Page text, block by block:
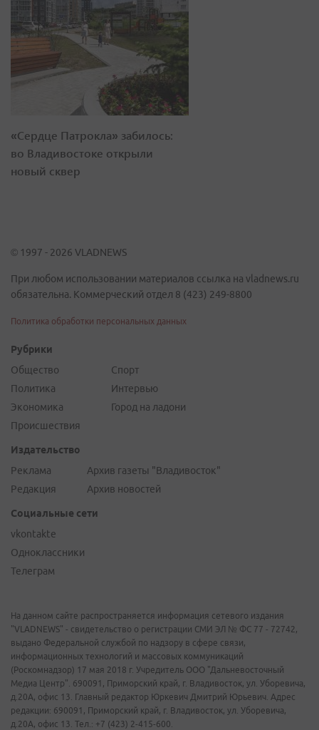
«Сердце Патрокла» забилось:
во Владивостоке открыли
новый сквер
© 1997 - 2026 VLADNEWS
При любом использовании материалов ссылка на vladnews.ru
обязательна. Коммерческий отдел 8 (423) 249-8800
Политика обработки персональных данных
Рубрики
Общество
Политика
Экономика
Происшествия
Спорт
Интервью
Город на ладони
Издательство
Реклама
Редакция
Архив газеты "Владивосток"
Архив новостей
Социальные сети
vkontakte
Одноклассники
Телеграм
На данном сайте распространяется информация сетевого издания
"VLADNEWS" - свидетельство о регистрации СМИ ЭЛ № ФС 77 - 72742,
выдано Федеральной службой по надзору в сфере связи,
информационных технологий и массовых коммуникаций
(Роскомнадзор) 17 мая 2018 г. Учредитель ООО "Дальневосточный
Медиа Центр". 690091, Приморский край, г. Владивосток, ул. Уборевича,
д.20А, офис 13. Главный редактор Юркевич Дмитрий Юрьевич. Адрес
редакции: 690091, Приморский край, г. Владивосток, ул. Уборевича,
д.20А, офис 13. Тел.: +7 (423) 2-415-600.